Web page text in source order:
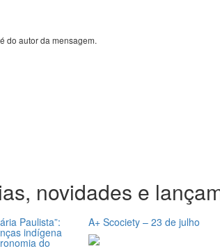
do autor da mensagem.
novidades e
Paulista”:
indígena
do
A+ Scociety – 23 de julho